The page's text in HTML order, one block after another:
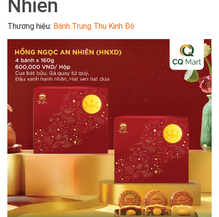
Nhiên
Thương hiệu: Bánh Trung Thu Kinh Đô